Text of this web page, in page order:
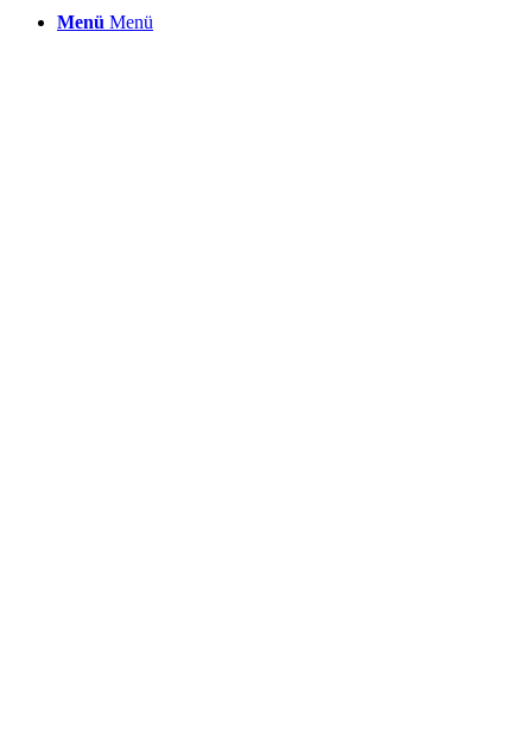
Menü Menü